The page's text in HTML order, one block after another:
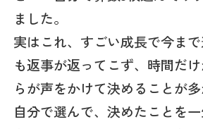
ました。
実はこれ、すごい成長で今ま
も返事が返ってこず、時間だ
らが声をかけて決めることが
自分で選んで、決めたことを